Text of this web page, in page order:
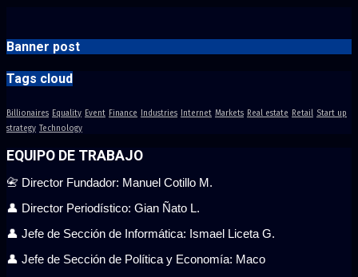
Banner post
Tags cloud
Billionaires Equality Event Finance Industries Internet Markets Real estate Retail Start up
strategy Technology
EQUIPO DE TRABAJO
📇 Director Fundador: Manuel Cotillo M.
👤 Director Periodístico: Gian Ñato L.
👤 Jefe de Sección de Informática: Ismael Liceta G.
👤 Jefe de Sección de Política y Economía: Maco